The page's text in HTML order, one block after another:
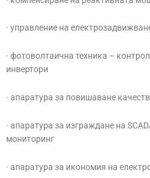
· управление на
· фотоволтаична техника –
инвертори
· апаратура за повишаване
· апаратура за изграждане на
мониторинг
· апаратура за икономия на